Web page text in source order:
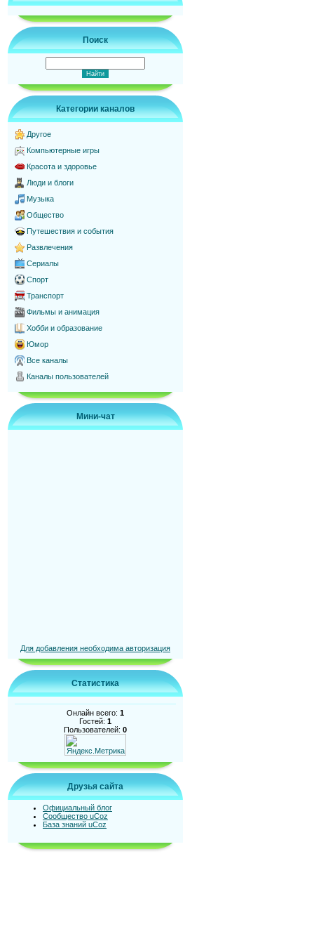
Поиск
Категории каналов
Другое
Компьютерные игры
Красота и здоровье
Люди и блоги
Музыка
Общество
Путешествия и события
Развлечения
Сериалы
Спорт
Транспорт
Фильмы и анимация
Хобби и образование
Юмор
Все каналы
Каналы пользователей
Мини-чат
Для добавления необходима авторизация
Статистика
Онлайн всего: 1
Гостей: 1
Пользователей: 0
Друзья сайта
Официальный блог
Сообщество uCoz
База знаний uCoz